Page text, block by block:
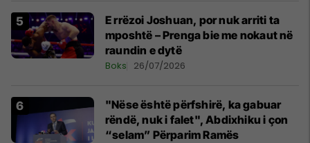
E rrëzoi Joshuan, por nuk arriti ta
mposhtë – Prenga bie me nokaut në
raundin e dytë
Boks 26/07/2026
"Nëse është përfshirë, ka gabuar
rëndë, nuk i falet", Abdixhiku i çon
“selam” Përparim Ramës